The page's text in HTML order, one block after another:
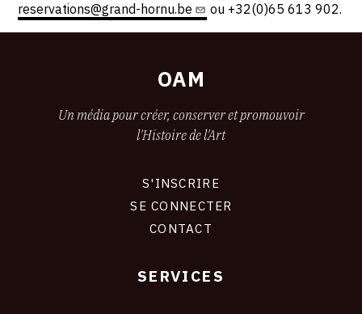
reservations@grand-hornu.be
ou +32(0)65 613 902.
OAM
Un média pour créer, conserver et promouvoir
l'Histoire de l'Art
S'INSCRIRE
SE CONNECTER
CONTACT
SERVICES